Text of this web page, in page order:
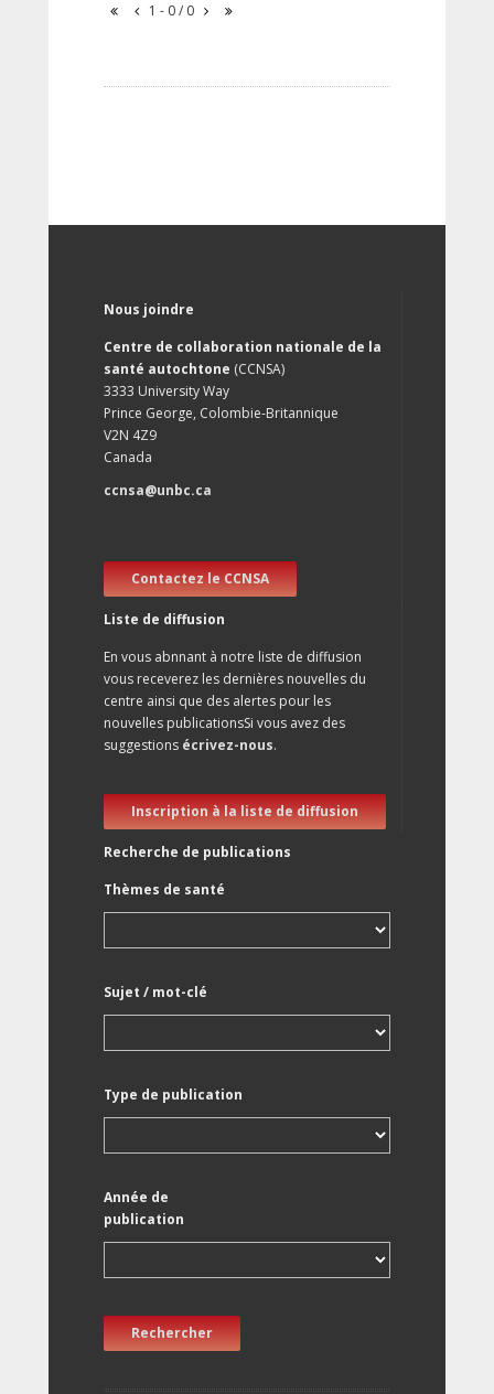
1 - 0 / 0
Nous joindre
Centre de collaboration nationale de la
santé autochtone (CCNSA)
3333 University Way
Prince George, Colombie-Britannique
V2N 4Z9
Canada
ccnsa@unbc.ca
Contactez le CCNSA
Liste de diffusion
En vous abnnant à notre liste de diffusion
vous receverez les dernières nouvelles du
centre ainsi que des alertes pour les
nouvelles publicationsSi vous avez des
suggestions écrivez-nous.
Inscription à la liste de diffusion
Recherche de publications
Thèmes de santé
Sujet / mot-clé
Type de publication
Année de
publication
Rechercher